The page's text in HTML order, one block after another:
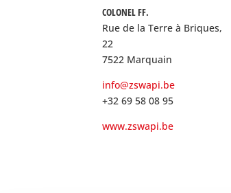
COLONEL FF.
Rue de la Terre à Briques,
22
7522 Marquain
info@zswapi.be
+32 69 58 08 95
www.zswapi.be